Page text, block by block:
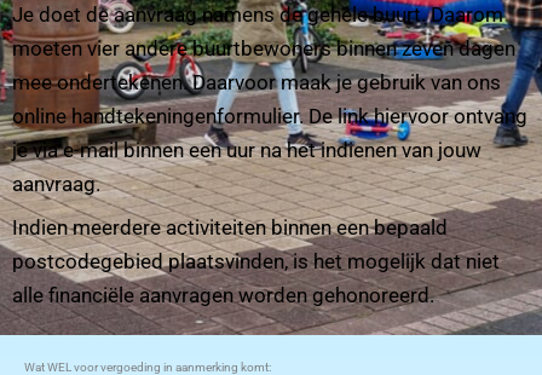
Je doet de aanvraag namens de gehele buurt. Daarom
moeten vier andere buurtbewoners binnen zeven dagen
mee ondertekenen. Daarvoor maak je gebruik van ons
online handtekeningenformulier. De link hiervoor ontvang
je via e-mail binnen een uur na het indienen van jouw
aanvraag.
Indien meerdere activiteiten binnen een bepaald
postcodegebied plaatsvinden, is het mogelijk dat niet
alle financiële aanvragen worden gehonoreerd.
Wat WEL voor vergoeding in aanmerking komt: